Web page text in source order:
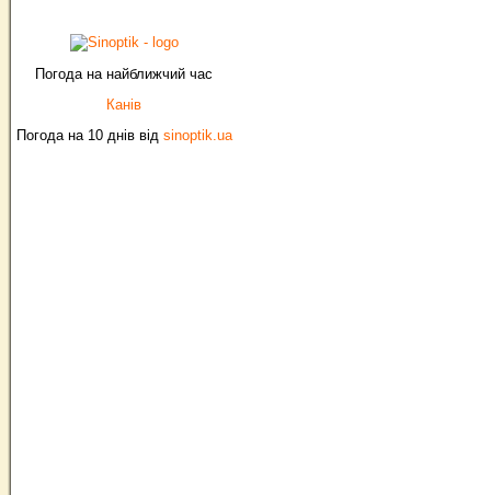
Погода на найближчий час
Канів
Погода на 10 днів від sinoptik.ua